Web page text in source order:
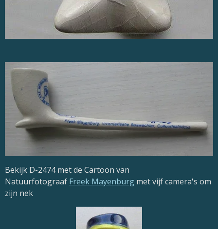
Bekijk D-2474 met de Cartoon van
Natuurfotograaf Freek Mayenburg met vijf camera's om
zijn nek